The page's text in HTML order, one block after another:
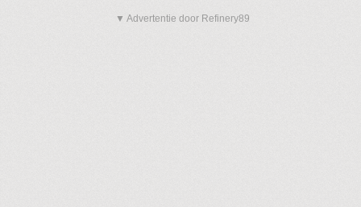
▼ Advertentie door Refinery89